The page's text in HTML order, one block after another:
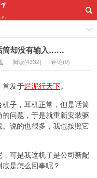
筒却没有输入……
阅读(4332) 评论(0)
首发于烂泥行天下。
子，耳机正常，但是话筒
问题，于是就重新安装驱
说的也很多，我也按照它
可是我这机子是公司新配
是怎么回事呢？